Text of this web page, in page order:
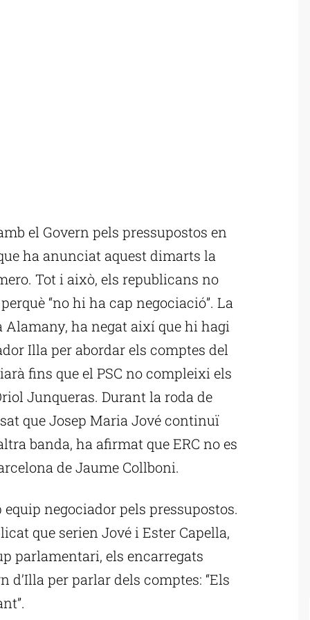
el Govern pels pressupostos en
ha anunciat aquest dimarts la
Tot i això, els republicans no
“no hi ha cap negociació”. La
Alamany, ha negat així que hi hagi
Illa per abordar els comptes del
fins que el PSC no compleixi els
Junqueras. Durant la roda de
que Josep Maria Jové continuï
banda, ha afirmat que ERC no es
de Jaume Collboni.
negociador pels pressupostos.
que serien Jové i Ester Capella,
parlamentari, els encarregats
d’Illa per parlar dels comptes: “Els